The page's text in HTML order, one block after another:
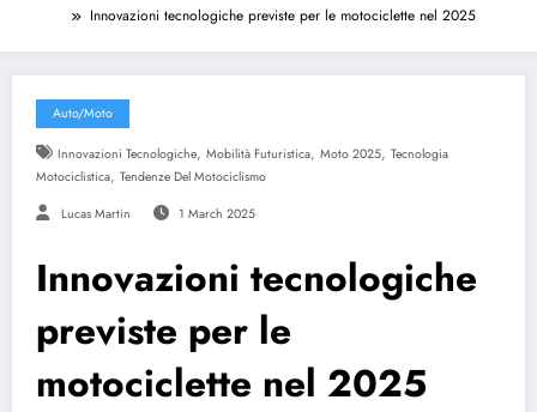
Innovazioni tecnologiche previste per le motociclette nel 2025
Auto/Moto
Innovazioni Tecnologiche, Mobilità Futuristica, Moto 2025, Tecnologia
Motociclistica, Tendenze Del Motociclismo
Lucas Martin 1 March 2025
Innovazioni tecnologiche
previste per le
motociclette nel 2025